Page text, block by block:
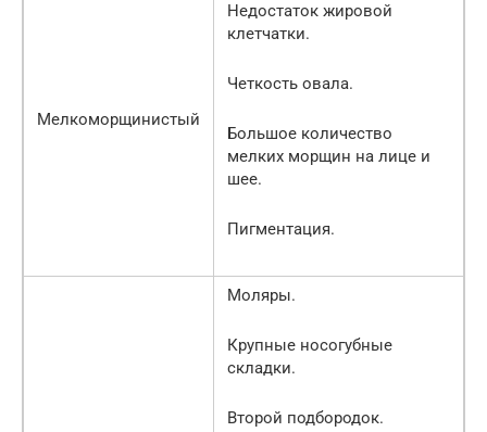
Мелкоморщинистый
Недостаток жировой
клетчатки.
Четкость овала.
Большое количество
мелких морщин на лице и
шее.
Пигментация.
Моляры.
Крупные носогубные
складки.
Второй подбородок.